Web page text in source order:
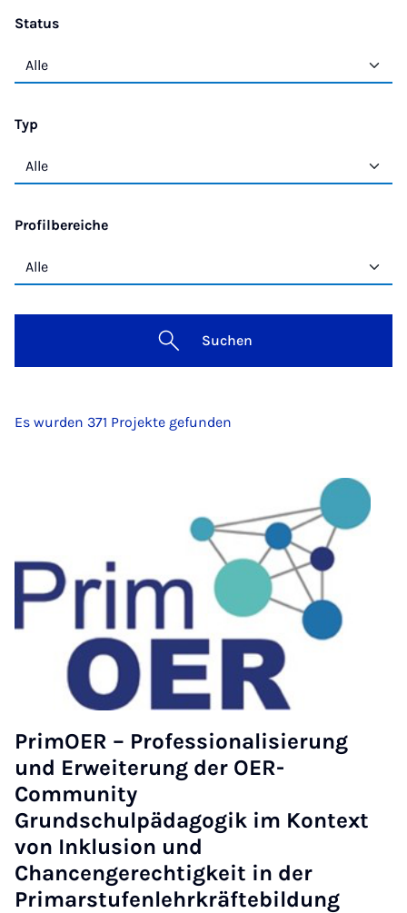
Status
Typ
Profilbereiche
Suchen
Es wurden 371 Projekte gefunden
PrimOER – Professionalisierung
und Erweiterung der OER-
Community
Grundschulpädagogik im Kontext
von Inklusion und
Chancengerechtigkeit in der
Primarstufenlehrkräftebildung